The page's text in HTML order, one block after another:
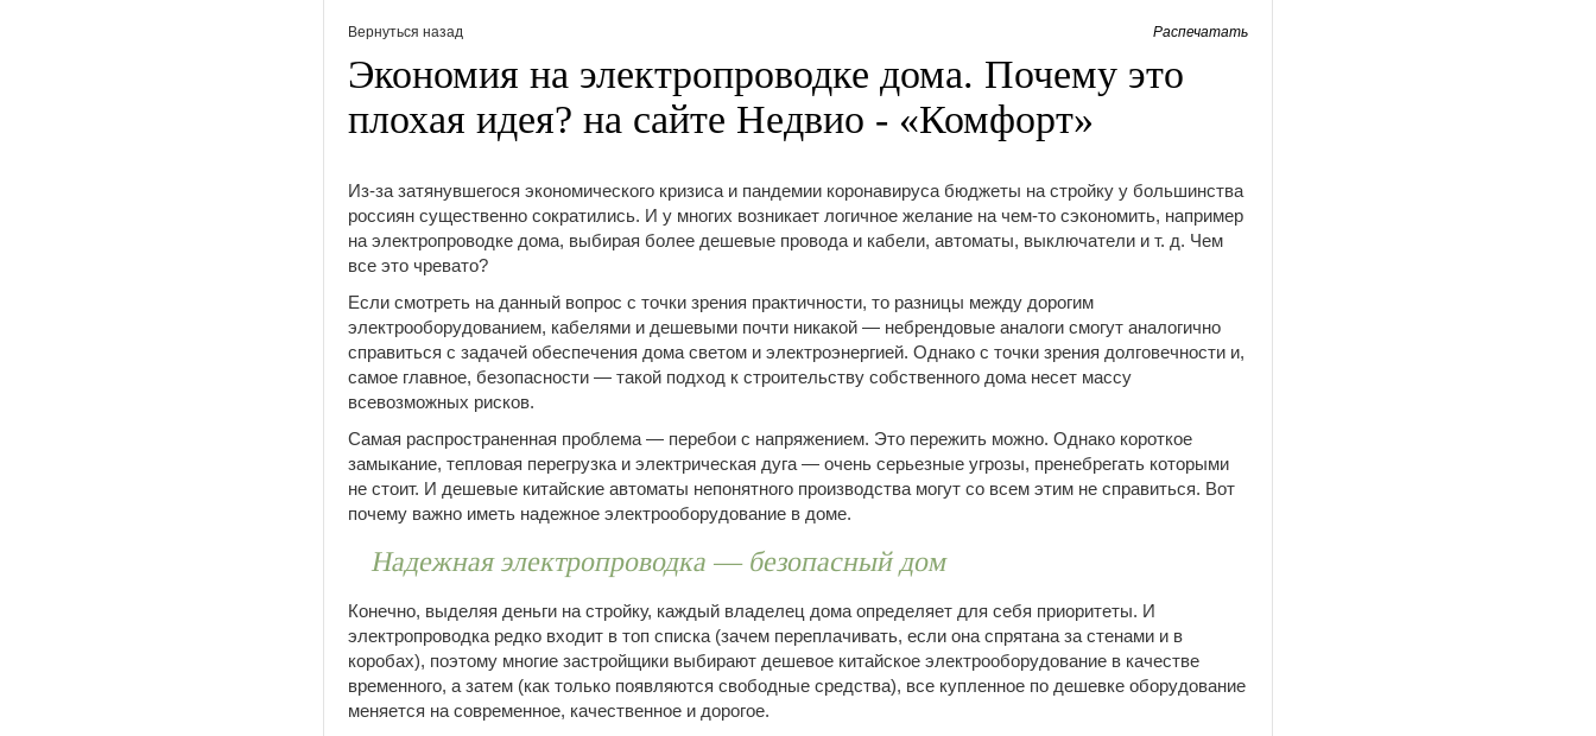
Вернуться назад Распечатать
Экономия на электропроводке дома. Почему это
плохая идея? на сайте Недвио - «Комфорт»
Из-за затянувшегося экономического кризиса и пандемии коронавируса бюджеты на стройку у большинства
россиян существенно сократились. И у многих возникает логичное желание на чем-то сэкономить, например
на электропроводке дома, выбирая более дешевые провода и кабели, автоматы, выключатели и т. д. Чем
все это чревато?
Если смотреть на данный вопрос с точки зрения практичности, то разницы между дорогим
электрооборудованием, кабелями и дешевыми почти никакой — небрендовые аналоги смогут аналогично
справиться с задачей обеспечения дома светом и электроэнергией. Однако с точки зрения долговечности и,
самое главное, безопасности — такой подход к строительству собственного дома несет массу
всевозможных рисков.
Самая распространенная проблема — перебои с напряжением. Это пережить можно. Однако короткое
замыкание, тепловая перегрузка и электрическая дуга — очень серьезные угрозы, пренебрегать которыми
не стоит. И дешевые китайские автоматы непонятного производства могут со всем этим не справиться. Вот
почему важно иметь надежное электрооборудование в доме.
Надежная электропроводка — безопасный дом
Конечно, выделяя деньги на стройку, каждый владелец дома определяет для себя приоритеты. И
электропроводка редко входит в топ списка (зачем переплачивать, если она спрятана за стенами и в
коробах), поэтому многие застройщики выбирают дешевое китайское электрооборудование в качестве
временного, а затем (как только появляются свободные средства), все купленное по дешевке оборудование
меняется на современное, качественное и дорогое.